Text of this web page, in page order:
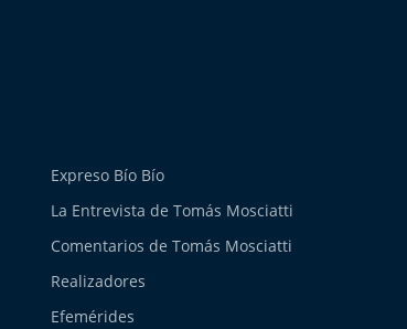
Expreso Bío Bío
La Entrevista de Tomás Mosciatti
Comentarios de Tomás Mosciatti
Realizadores
Efemérides